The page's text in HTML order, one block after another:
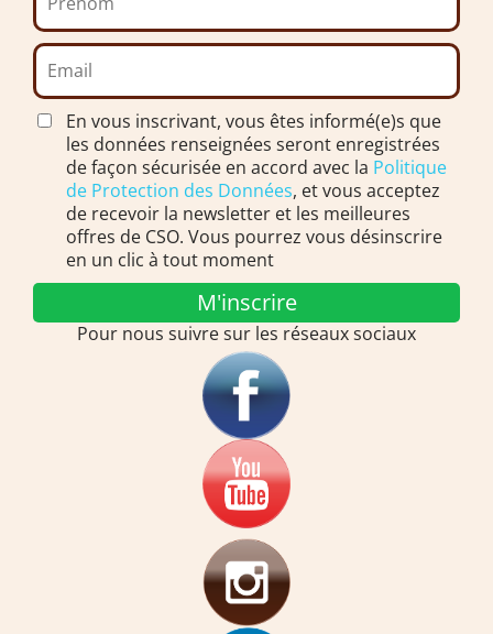
En vous inscrivant, vous êtes informé(e)s que
les données renseignées seront enregistrées
de façon sécurisée en accord avec la Politique
de Protection des Données, et vous acceptez
de recevoir la newsletter et les meilleures
offres de CSO. Vous pourrez vous désinscrire
en un clic à tout moment
M'inscrire
Pour nous suivre sur les réseaux sociaux